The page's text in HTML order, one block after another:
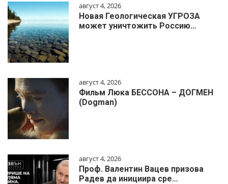
август 4, 2026
Новая Геологическая УГРОЗА
может уничтожить Россию…
август 4, 2026
Фильм Люка БЕССОНА – ДОГМЕН
(Dogman)
август 4, 2026
Проф. Валентин Вацев призова
Радев да инициира сре…